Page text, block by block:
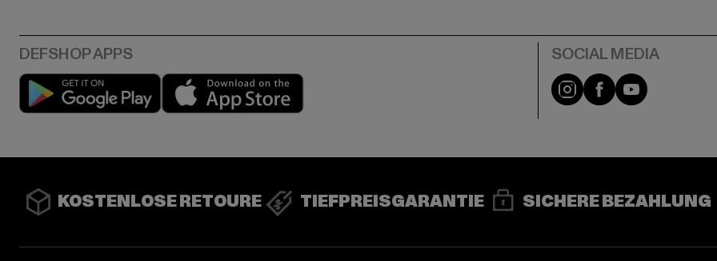
Play market Instagram
FacebookYouTube
KOSTENLOSE RETOURE TIEFPREISGARANTIE SICHERE BEZAHLUNG